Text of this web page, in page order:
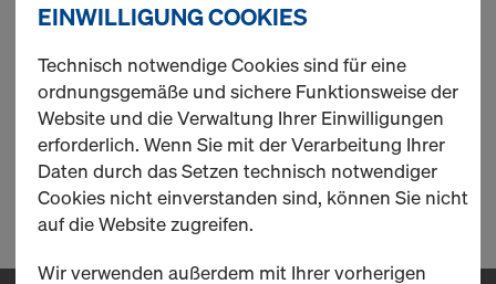
Sperrholz aus
Pappel
0 Produkte gefunden
EINWILLIGUNG COOKIES
Technisch notwendige Cookies sind für eine
ordnungsgemäße und sichere Funktionsweise der
Website und die Verwaltung Ihrer Einwilligungen
erforderlich. Wenn Sie mit der Verarbeitung Ihrer
Daten durch das Setzen technisch notwendiger
Cookies nicht einverstanden sind, können Sie nicht
auf die Website zugreifen.
Wir verwenden außerdem mit Ihrer vorherigen